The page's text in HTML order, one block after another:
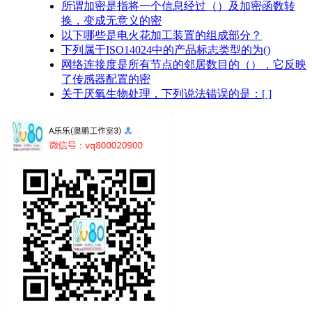
所谓加密是指将一个信息经过（）及加密函数转
换，变成无意义的密
以下哪些是电火花加工装置的组成部分？
下列属于ISO14024中的产品标志类型的为()
网络连接度是所有节点的邻居数目的（），它反映
了传感器配置的密
关于厌氧生物处理，下列说法错误的是：[ ]